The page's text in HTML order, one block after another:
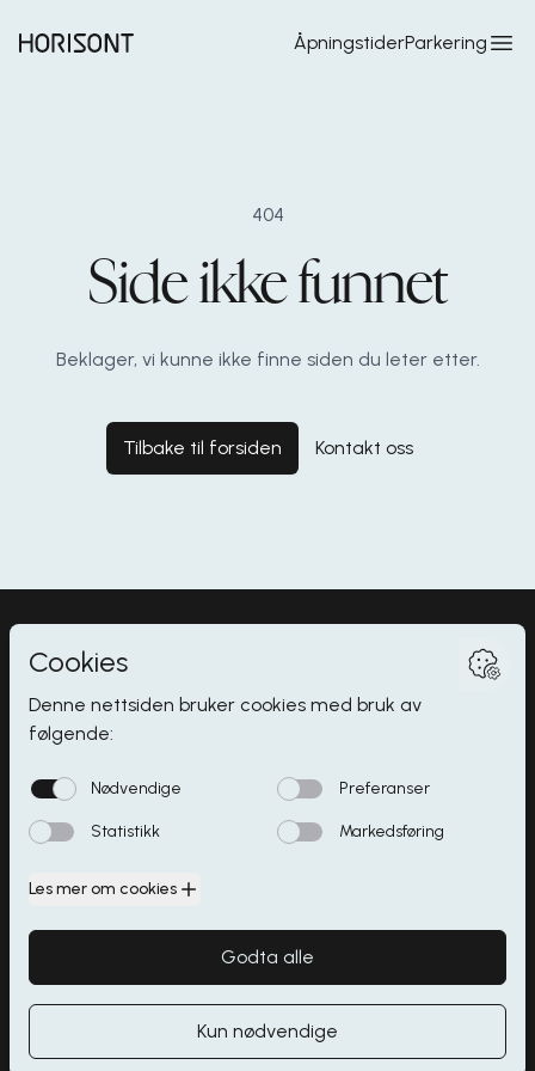
ÅpningstiderParkering
404
Side ikke funnet
Beklager, vi kunne ikke finne siden du leter etter.
Tilbake til forsiden Kontakt oss
Myrdalsvegen 2,5130 Nyborg
Åpningstider
Spisesteder